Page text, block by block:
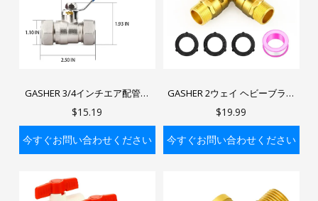
バッグに入れる
GASHER 3/4インチエア配管継
手、真鍮製ボールバルブエアラ
縮エアラインシステム用3/4イン
$15.19
今すぐお問い合わせください
GASHER 2ウェイ ヘビーブラス
ガーデンホーススプリッター
ンドル付きウォーターホースス
$19.99
今すぐお問い合わせください